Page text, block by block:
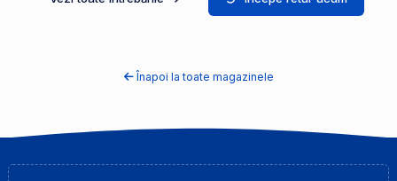
Înapoi la toate magazinele